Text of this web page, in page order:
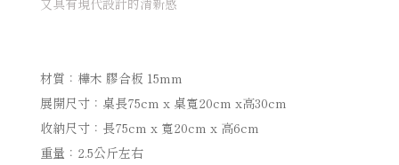
又具有現代設計的清新感
材質：樺木 膠合板 15mm
展開尺寸：桌長75cm x 桌寬20cm x高30cm
收納尺寸：長75cm x 寬20cm x 高6cm
重量： 2.5公斤左右